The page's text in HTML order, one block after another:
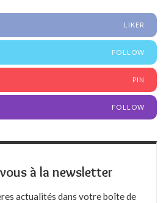
LIKER
FOLLOW
PIN
FOLLOW
à la newsletter
actualités dans votre boîte de